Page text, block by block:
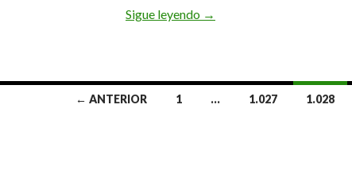
Sigue leyendo →
← ANTERIOR 1 … 1.027 1.028